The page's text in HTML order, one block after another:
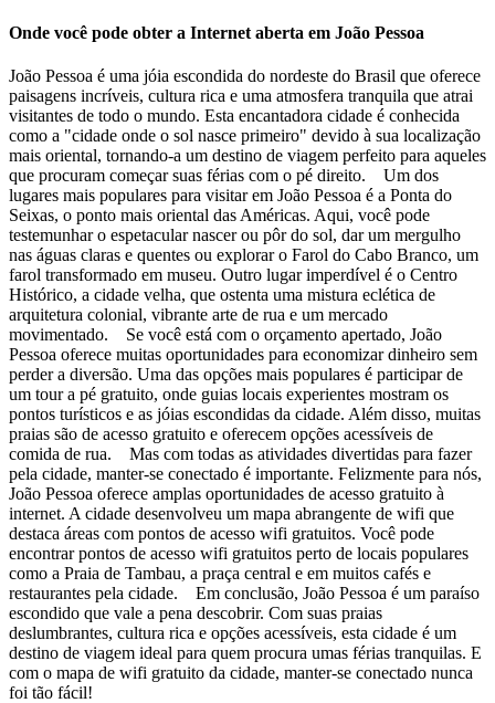
Onde você pode obter a Internet aberta em João Pessoa
João Pessoa é uma jóia escondida do nordeste do Brasil que oferece
paisagens incríveis, cultura rica e uma atmosfera tranquila que atrai
visitantes de todo o mundo. Esta encantadora cidade é conhecida
como a "cidade onde o sol nasce primeiro" devido à sua localização
mais oriental, tornando-a um destino de viagem perfeito para aqueles
que procuram começar suas férias com o pé direito. Um dos
lugares mais populares para visitar em João Pessoa é a Ponta do
Seixas, o ponto mais oriental das Américas. Aqui, você pode
testemunhar o espetacular nascer ou pôr do sol, dar um mergulho
nas águas claras e quentes ou explorar o Farol do Cabo Branco, um
farol transformado em museu. Outro lugar imperdível é o Centro
Histórico, a cidade velha, que ostenta uma mistura eclética de
arquitetura colonial, vibrante arte de rua e um mercado
movimentado. Se você está com o orçamento apertado, João
Pessoa oferece muitas oportunidades para economizar dinheiro sem
perder a diversão. Uma das opções mais populares é participar de
um tour a pé gratuito, onde guias locais experientes mostram os
pontos turísticos e as jóias escondidas da cidade. Além disso, muitas
praias são de acesso gratuito e oferecem opções acessíveis de
comida de rua. Mas com todas as atividades divertidas para fazer
pela cidade, manter-se conectado é importante. Felizmente para nós,
João Pessoa oferece amplas oportunidades de acesso gratuito à
internet. A cidade desenvolveu um mapa abrangente de wifi que
destaca áreas com pontos de acesso wifi gratuitos. Você pode
encontrar pontos de acesso wifi gratuitos perto de locais populares
como a Praia de Tambau, a praça central e em muitos cafés e
restaurantes pela cidade. Em conclusão, João Pessoa é um paraíso
escondido que vale a pena descobrir. Com suas praias
deslumbrantes, cultura rica e opções acessíveis, esta cidade é um
destino de viagem ideal para quem procura umas férias tranquilas. E
com o mapa de wifi gratuito da cidade, manter-se conectado nunca
foi tão fácil!